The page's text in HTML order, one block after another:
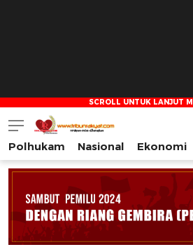
Tribun Rakyat
Tulus – Terdepan – Diharapkan
Polhukam Nasional Ekonomi